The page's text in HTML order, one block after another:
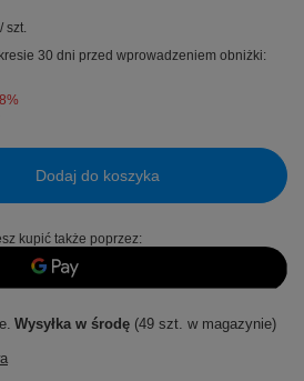
/ szt.
30 dni przed wprowadzeniem obniżki:
Dodaj do koszyka
kupić także poprzez:
Wysyłka w środę (49 szt. w magazynie)